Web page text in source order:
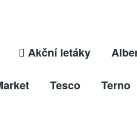
Akční letáky
Tesco Terno